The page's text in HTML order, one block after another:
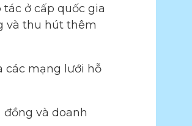
ở cấp quốc gia
và thu hút thêm
các mạng lưới hỗ
và doanh